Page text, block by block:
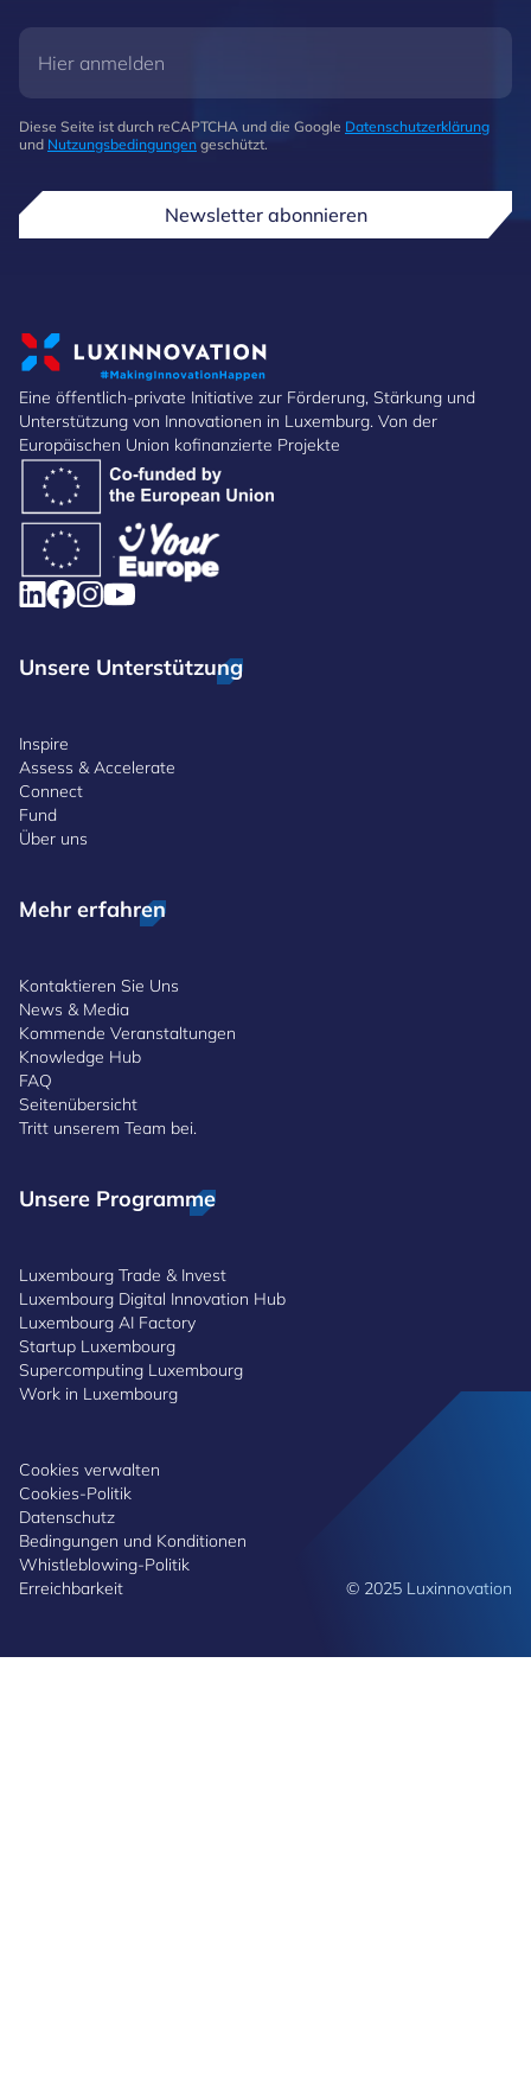
Diese Seite ist durch reCAPTCHA und die Google Datenschutzerklärung
und Nutzungsbedingungen geschützt.
Newsletter abonnieren
Eine öffentlich-private Initiative zur Förderung, Stärkung und
Unterstützung von Innovationen in Luxemburg. Von der
Europäischen Union kofinanzierte Projekte
Unsere Unterstützung
Inspire
Assess & Accelerate
Connect
Fund
Über uns
Mehr erfahren
Kontaktieren Sie Uns
News & Media
Kommende Veranstaltungen
Knowledge Hub
FAQ
Seitenübersicht
Tritt unserem Team bei.
Unsere Programme
Luxembourg Trade & Invest
Luxembourg Digital Innovation Hub
Luxembourg AI Factory
Startup Luxembourg
Supercomputing Luxembourg
Work in Luxembourg
Cookies verwalten
Cookies-Politik
Datenschutz
Bedingungen und Konditionen
Whistleblowing-Politik
Erreichbarkeit
© 2025 Luxinnovation